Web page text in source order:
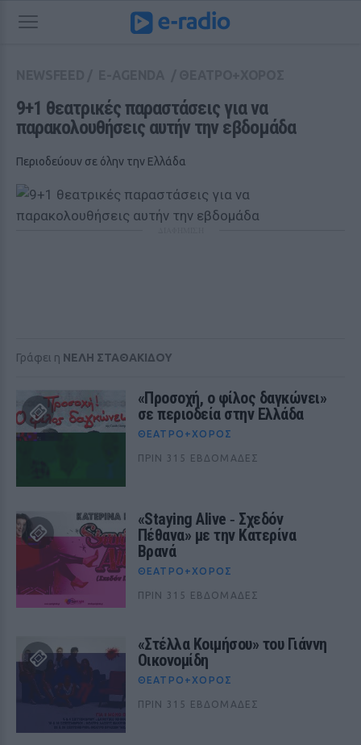
9+1 θεατρικές παραστάσεις για να
παρακολουθήσεις αυτήν την εβδομάδα
Περιοδεύουν σε όλην την Ελλάδα
Γράφει η ΝΕΛΗ ΣΤΑΘΑΚΙΔΟΥ
«Προσοχή, ο φίλος δαγκώνει»
σε περιοδεία στην Ελλάδα
ΘΈΑΤΡΟ+ΧΟΡΌΣ
ΠΡΙΝ 315 ΕΒΔΟΜΆΔΕΣ
«Staying Alive ‑ Σχεδόν
Πέθανα» με την Κατερίνα
Βρανά
ΘΈΑΤΡΟ+ΧΟΡΌΣ
ΠΡΙΝ 315 ΕΒΔΟΜΆΔΕΣ
«Στέλλα Κοιμήσου» του Γιάννη
Οικονομίδη
ΘΈΑΤΡΟ+ΧΟΡΌΣ
ΠΡΙΝ 315 ΕΒΔΟΜΆΔΕΣ